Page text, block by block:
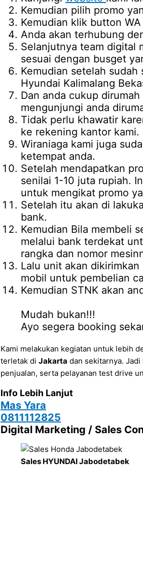
Kemudian pilih promo
Kemudian klik button
Anda akan terhubung
Selanjutnya team digital
sesuai dengan busget
Kemudian setelah
Hyundai Kalimalang
Dan anda cukup
mengunjungi anda
Tidak perlu khawatir
ke rekening kantor kami.
Wiraniaga kami juga
ketempat anda.
Setelah mendapatkan
senilai 1-10 juta rupiah.
untuk mengikat promo
Setelah itu akan di
bank.
Kemudian Bila membeli
melalui bank terdekat
rangka dan nomor
Lalu unit akan
mobil untuk pembelian
Kemudian STNK akan
Mudah bukan!!!
Ayo segera booking
Kami melakukan kegiatan untuk lebih
terletak di Jakarta dan sekitarnya.
penjualan, serta pelayanan test drive
Info Lebih Lanjut
Mas Yara
0811112825
Digital Marketing / Sales
Sales HYUNDAI Jabodetabek